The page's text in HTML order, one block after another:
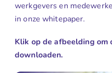
werkgevers en
in onze whitepaper.
Klik op de afbeelding om
downloaden.